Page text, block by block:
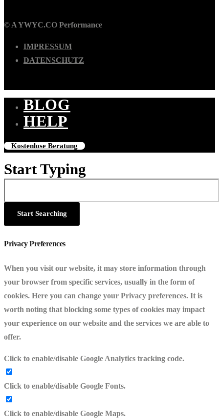
© A YWYC.CO Performance
IMPRESSUM
DATENSCHUTZ
BLOG
HELP
Kostenlose Beratung
Start Typing
Privacy Preferences
When you visit our website, it may store information through
your browser from specific services, usually in the form of
cookies. Here you can change your Privacy preferences. It is
worth noting that blocking some types of cookies may impact
your experience on our website and the services we are able to
offer.
Click to enable/disable Google Analytics tracking code.
Click to enable/disable Google Fonts.
Click to enable/disable Google Maps.